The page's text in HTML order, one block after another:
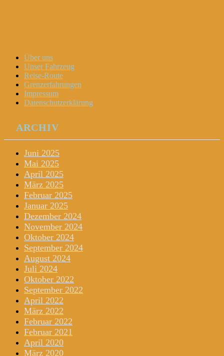
Menu
Widgets
Search
Skip
content
Über uns
Unser Fahrzeug
Reise-Route
Grenzerfahrungen
Impressum
Datenschutzerklärung
ARCHIV
Juni 2025
Mai 2025
April 2025
März 2025
Februar 2025
Januar 2025
Dezember 2024
November 2024
Oktober 2024
September 2024
August 2024
Juli 2024
Oktober 2022
September 2022
April 2022
März 2022
Februar 2022
Februar 2021
April 2020
März 2020